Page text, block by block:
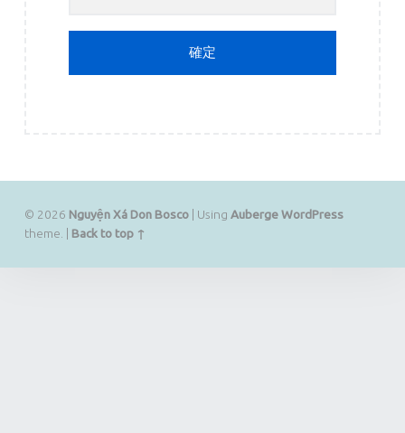
© 2026 Nguyện Xá Don Bosco Using AubergeWordPress
theme.
Back to top ↑